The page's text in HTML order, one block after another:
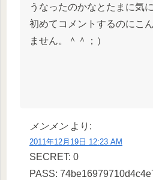
うなったのかなとたまに気
初めてコメントするのにこ
ません。＾＾；）
メンメン より:
2011年12月19日 12:23 AM
SECRET: 0
PASS: